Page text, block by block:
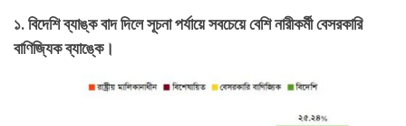
১. বিদেশি ব্যাঙ্ক বাদ দিলে সূচনা পর্যায়ে সবচেয়ে বেশি নারীকর্মী বেসরকারি
বাণিজ্যিক ব্যাঙ্কে।